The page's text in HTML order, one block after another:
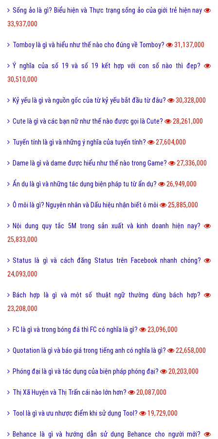
Sống ảo là gì? Biểu hiện và Thực trạng sống ảo của giới trẻ hiện nay
33,937,000
Tomboy là gì và hiểu như thế nào cho đúng về Tomboy? 31,137,000
Ý nghĩa của số 19 và số 19 kết hợp với con số nào thì đẹp?
30,510,000
Kỷ yếu là gì và nguồn gốc của từ kỷ yếu bắt đầu từ đâu? 30,328,000
Cute là gì và các bạn nữ như thế nào được gọi là Cute? 28,261,000
Tuyến tính là gì và những ý nghĩa của tuyến tính? 27,604,000
Dame là gì và dame được hiểu như thế nào trong Game? 27,336,000
Ẩn dụ là gì và những tác dụng biện pháp tu từ ẩn dụ? 26,949,000
Ô môi là gì? Nguyên nhân và Dấu hiệu nhận biết ô môi 25,885,000
Nội dung quy tắc 5M trong sản xuất và kinh doanh hiện nay?
25,833,000
Status là gì và cách đăng Status trên Facebook nhanh chóng?
24,093,000
Bách hợp là gì và một số thuật ngữ thường dùng bách hợp?
23,208,000
FC là gì và trong bóng đá thì FC có nghĩa là gì? 23,096,000
Quotation là gì và báo giá trong tiếng anh có nghĩa là gì? 22,658,000
Phóng đại là gì và tác dụng của biện pháp phóng đại? 20,203,000
Thị Xã Huyện và Thị Trấn cái nào lớn hơn? 20,087,000
Tool là gì và ưu nhược điểm khi sử dụng Tool? 19,729,000
Behance là gì và hướng dẫn sử dụng Behance cho người mới?